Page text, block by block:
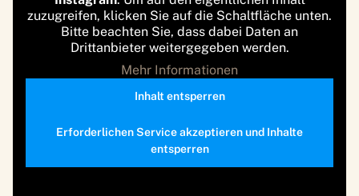
zuzugreifen, klicken Sie auf die Schaltfläche unten.
Bitte beachten Sie, dass dabei Daten an
Drittanbieter weitergegeben werden.
Mehr Informationen
Inhalt entsperren
Erforderlichen Service akzeptieren und Inhalte
entsperren